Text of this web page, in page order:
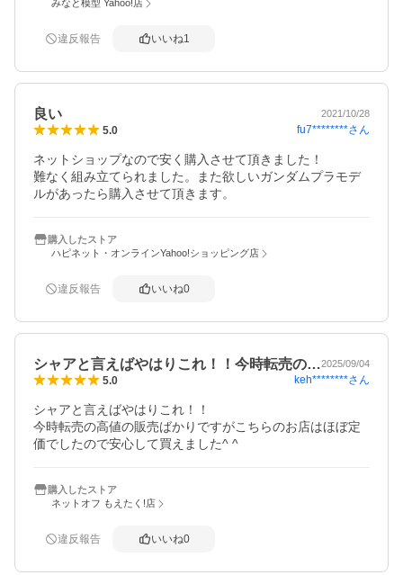
みなと模型 Yahoo!店
違反報告 いいね1
良い 2021/10/28
5.0 fu7********さん
ネットショップなので安く購入させて頂きました！
難なく組み立てられました。また欲しいガンダムプラモデ
ルがあったら購入させて頂きます。
購入したストア
ハピネット・オンラインYahoo!ショッピング店
違反報告 いいね0
シャアと言えばやはりこれ！！今時転売の…2025/09/04
5.0 keh********さん
シャアと言えばやはりこれ！！
今時転売の高値の販売ばかりですがこちらのお店はほぼ定
価でしたので安心して買えました^ ^
購入したストア
ネットオフ もえたく!店
違反報告 いいね0